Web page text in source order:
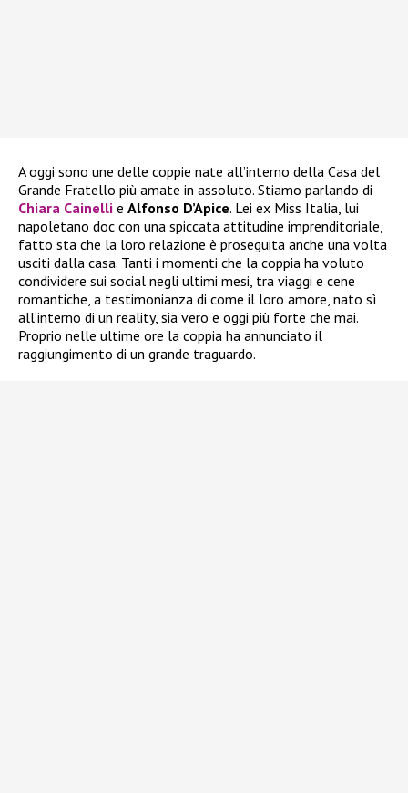
A oggi sono une delle coppie nate all’interno della Casa del
Grande Fratello più amate in assoluto. Stiamo parlando di
Chiara Cainelli e Alfonso D’Apice. Lei ex Miss Italia, lui
napoletano doc con una spiccata attitudine imprenditoriale,
fatto sta che la loro relazione è proseguita anche una volta
usciti dalla casa. Tanti i momenti che la coppia ha voluto
condividere sui social negli ultimi mesi, tra viaggi e cene
romantiche, a testimonianza di come il loro amore, nato sì
all’interno di un reality, sia vero e oggi più forte che mai.
Proprio nelle ultime ore la coppia ha annunciato il
raggiungimento di un grande traguardo.